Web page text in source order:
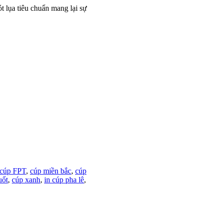
lụa tiêu chuẩn mang lại sự
cúp FPT, cúp miền bắc, cúp
, cúp xanh, in cúp pha lê,